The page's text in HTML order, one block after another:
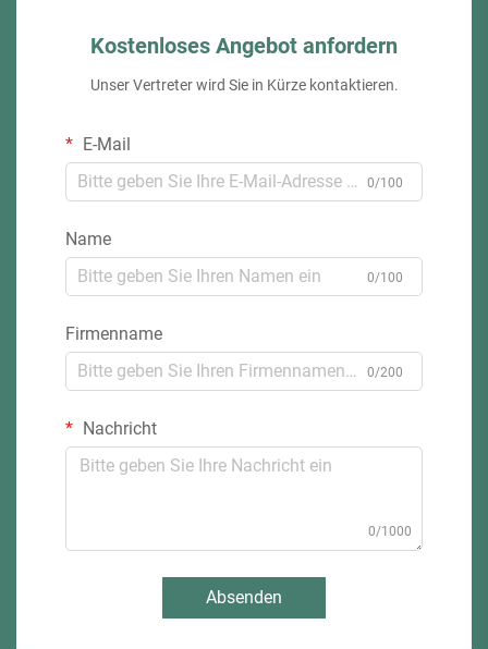
Kostenloses Angebot anfordern
Unser Vertreter wird Sie in Kürze kontaktieren.
E-Mail
0/100
Name
0/100
Firmenname
0/200
Nachricht
0/1000
Absenden